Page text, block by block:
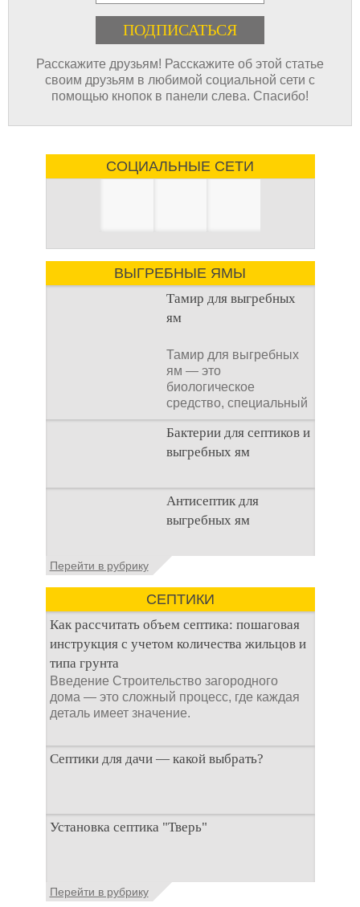
Расскажите друзьям! Расскажите об этой статье
своим друзьям в любимой социальной сети с
помощью кнопок в панели слева. Спасибо!
СОЦИАЛЬНЫЕ СЕТИ
ВЫГРЕБНЫЕ ЯМЫ
Тамир для выгребных
ям
Тамир для выгребных
ям — это
биологическое
средство, специальный
концентрат, который
используется
Бактерии для септиков и
выгребных ям
Очистка
канализационного
стока или выгребной
не самым приятным
Антисептик для
выгребных ям
Общие сведения об
Антисептик для
выгребных ям – это
специальные
Перейти в рубрику
СЕПТИКИ
Как рассчитать объем септика: пошаговая
инструкция с учетом количества жильцов и
типа грунта
Введение Строительство загородного
дома — это сложный процесс, где каждая
деталь имеет значение.
Септики для дачи — какой выбрать?
При строительстве дачи одной из
первоочередных задач становится
Установка септика "Тверь"
Установка септика Тверь - важнейший
аспект утилизации сточных вод в частных
Перейти в рубрику